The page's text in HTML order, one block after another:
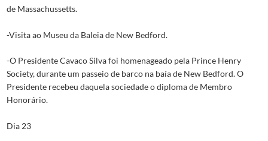
de Massachussetts.
-Visita ao Museu da Baleia de New Bedford.
-O Presidente Cavaco Silva foi homenageado pela Prince Henry
Society, durante um passeio de barco na baía de New Bedford. O
Presidente recebeu daquela sociedade o diploma de Membro
Honorário.
Dia 23